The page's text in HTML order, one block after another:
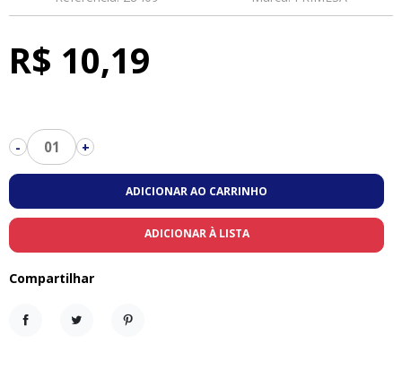
R$ 10,19
- 01 +
ADICIONAR AO CARRINHO
ADICIONAR À LISTA
Compartilhar